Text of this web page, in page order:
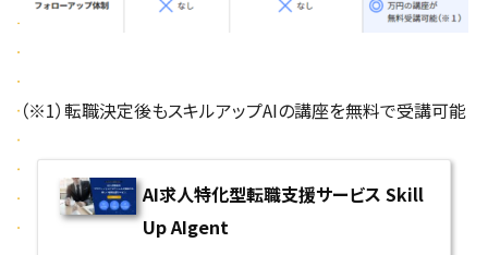
（※1）転職決定後もスキルアップAIの講座を無料で受講可能
AI求人特化型転職支援サービス Skill
Up AIgent